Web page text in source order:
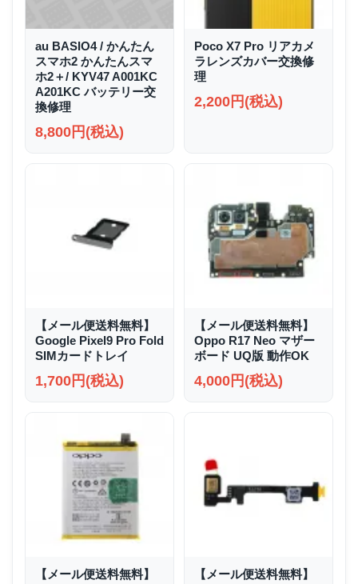
au BASIO4 / かんたん
スマホ2 かんたんスマ
ホ2＋/ KYV47 A001KC
A201KC バッテリー交
換修理
8,800円(税込)
Poco X7 Pro リアカメ
ラレンズカバー交換修
理
2,200円(税込)
【メール便送料無料】
Google Pixel9 Pro Fold
SIMカードトレイ
1,700円(税込)
【メール便送料無料】
Oppo R17 Neo マザー
ボード UQ版 動作OK
4,000円(税込)
【メール便送料無料】
【メール便送料無料】